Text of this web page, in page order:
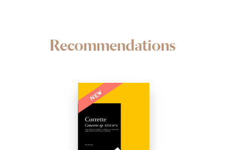
Recommendations
NEW